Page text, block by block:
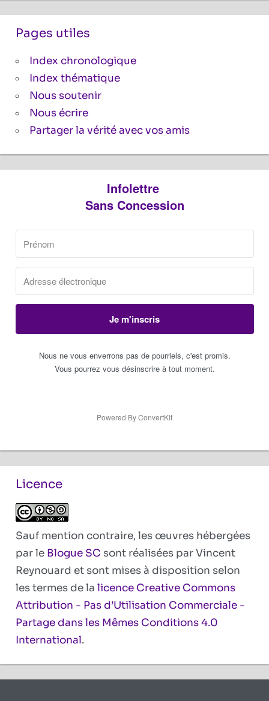
Pages utiles
Index chronologique
Index thématique
Nous soutenir
Nous écrire
Partager la vérité avec vos amis
Infolettre
Sans Concession
Je m'inscris
Nous ne vous enverrons pas de pourriels, c'est promis.
Vous pourrez vous désinscrire à tout moment.
Powered By ConvertKit
Licence
Sauf mention contraire, les œuvres hébergées
par le Blogue SC sont réalisées par Vincent
Reynouard et sont mises à disposition selon
les termes de la licence Creative Commons
Attribution - Pas d’Utilisation Commerciale -
Partage dans les Mêmes Conditions 4.0
International.